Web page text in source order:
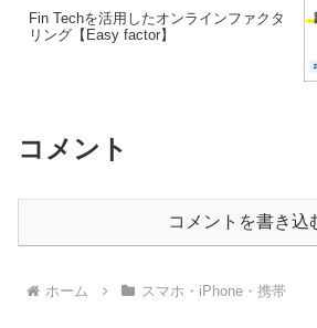
Fin Techを活用したオンラインファクタ
リング【Easy factor】
コメント
コメントを書き込
ホーム スマホ・iPhone・携帯